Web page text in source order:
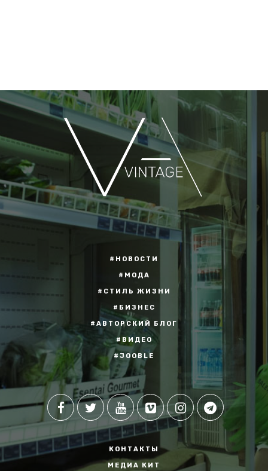
#НОВОСТИ
#МОДА
#СТИЛЬ ЖИЗНИ
#БИЗНЕС
#АВТОРСКИЙ БЛОГ
#ВИДЕО
#JOOBLE
КОНТАКТЫ
МЕДИА КИТ